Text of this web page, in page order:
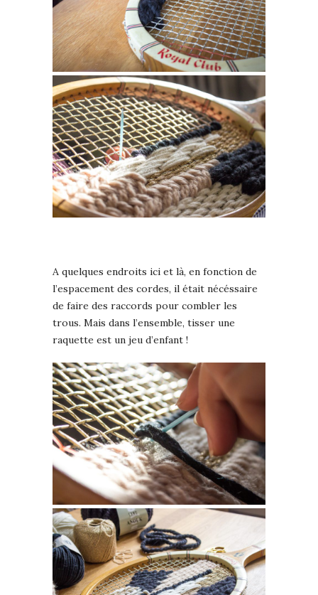
A quelques endroits ici et là, en fonction de
l’espacement des cordes, il était nécéssaire
de faire des raccords pour combler les
trous. Mais dans l’ensemble, tisser une
raquette est un jeu d’enfant !